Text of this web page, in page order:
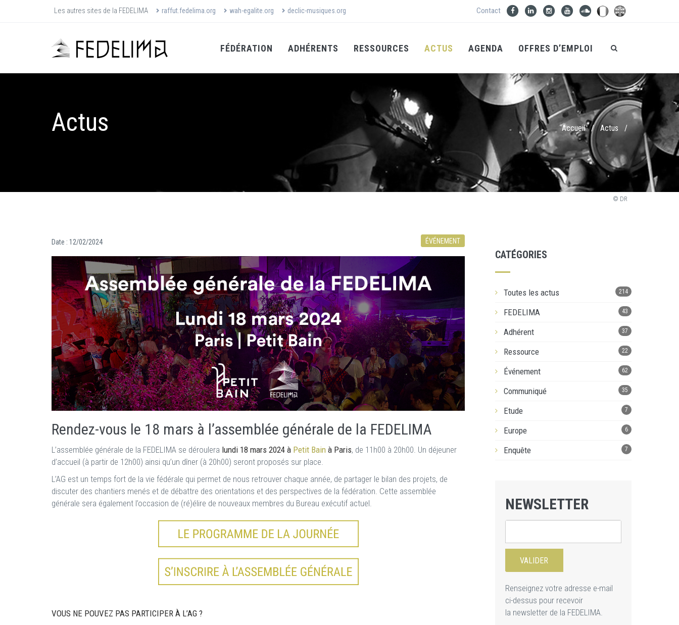
Les autres sites de la FEDELIMA raffut.fedelima.org wah-egalite.org declic-musiques.org Contact
FÉDÉRATION ADHÉRENTS RESSOURCES ACTUS AGENDA OFFRES D’EMPLOI
Actus Accueil/ Actus /
© DR
Date : 12/02/2024 ÉVÉNEMENT
Rendez-vous le 18 mars à l’assemblée générale de la FEDELIMA
L’assemblée générale de la FEDELIMA se déroulera lundi 18 mars 2024 à Petit Bain à Paris, de 11h00 à 20h00. Un déjeuner
d’accueil (à partir de 12h00) ainsi qu’un dîner (à 20h00) seront proposés sur place.
L’AG est un temps fort de la vie fédérale qui permet de nous retrouver chaque année, de partager le bilan des projets, de
discuter des chantiers menés et de débattre des orientations et des perspectives de la fédération. Cette assemblée
générale sera également l’occasion de (ré)élire de nouveaux membres du Bureau exécutif actuel.
VOUS NE POUVEZ PAS PARTICIPER À L’AG ?
CATÉGORIES
Toutes les actus 214
FEDELIMA 43
Adhérent 37
Ressource 22
Événement 62
Communiqué 35
Etude 7
Europe 6
Enquête 7
NEWSLETTER
Renseignez votre adresse e-mail
ci-dessus pour recevoir
la newsletter de la FEDELIMA.